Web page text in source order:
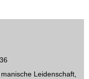
Leidenschaft,